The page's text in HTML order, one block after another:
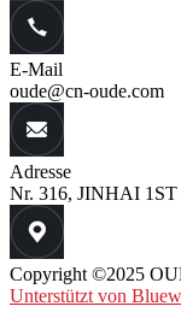
E-Mail
oude@cn-oude.com
Adresse
Nr. 316, JINHAI
Copyright ©2025
Unterstützt von